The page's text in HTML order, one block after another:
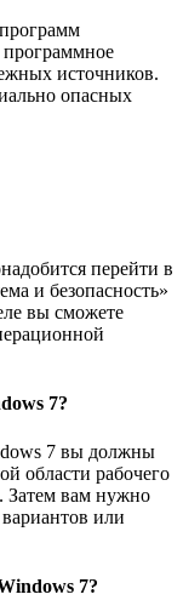
программное
источников.
опасных
перейти в
и безопасность»
вы сможете
7?
7 вы должны
области рабочего
Затем вам нужно
или
7?